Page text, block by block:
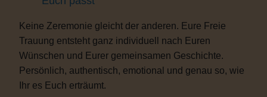
Keine Zeremonie gleicht der anderen. Eure Freie
Trauung entsteht ganz individuell nach Euren
Wünschen und Eurer gemeinsamen Geschichte.
Persönlich, authentisch, emotional und genau so, wie
Ihr es Euch erträumt.